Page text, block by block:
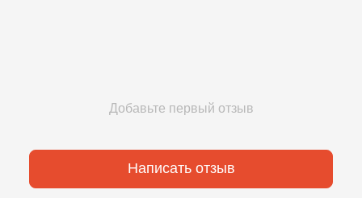
Добавьте первый отзыв
Написать отзыв